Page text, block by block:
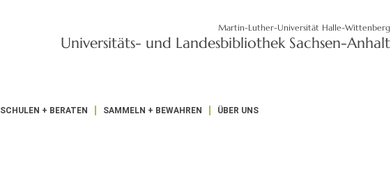
Martin-Luther-Universität Halle-Wittenberg
Universitäts- und Landesbibliothek Sachsen-Anhalt
SCHULEN + BERATEN SAMMELN + BEWAHREN ÜBER UNS